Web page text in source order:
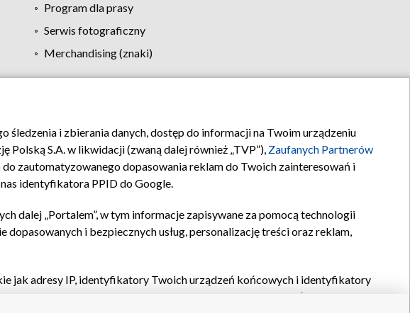
Program dla prasy
Serwis fotograficzny
Merchandising (znaki)
Biuro reklamy Kontakt
i zbierania danych, dostęp do informacji na Twoim urządzeniu
S.A. w likwidacji (zwaną dalej również „TVP”), Zaufanych Partnerów
zautomatyzowanego dopasowania reklam do Twoich zainteresowań i
identyfikatora PPID do Google.
dalej „Portalem”, w tym informacje zapisywane za pomocą technologii
i bezpiecznych usług, personalizację treści oraz reklam,
jak adresy IP, identyfikatory Twoich urządzeń końcowych i identyfikatory
oraz pozostałych